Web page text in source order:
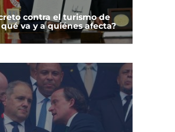
contra el turismo de
va y a quiénes afecta?